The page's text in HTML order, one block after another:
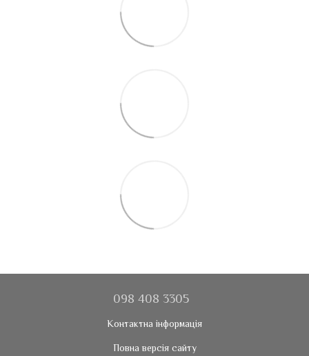
098 408 3305
Контактна інформація
Повна версія сайту